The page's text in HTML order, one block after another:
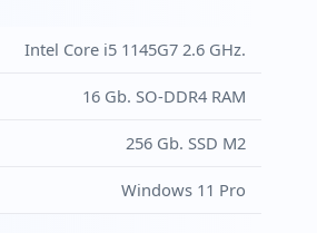
Intel Core i5 1145G7 2.6 GHz.
16 Gb. SO-DDR4 RAM
256 Gb. SSD M2
Windows 11 Pro